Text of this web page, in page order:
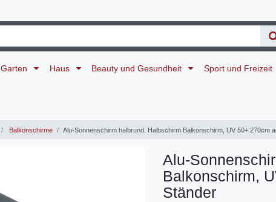
Garten Haus Beauty und Gesundheit Sport und Freizeit
Balkonschirme Alu-Sonnenschirm halbrund, Halbschirm Balkonschirm, UV 50+ 270cm
Alu-
Balkonschirm,
Ständer